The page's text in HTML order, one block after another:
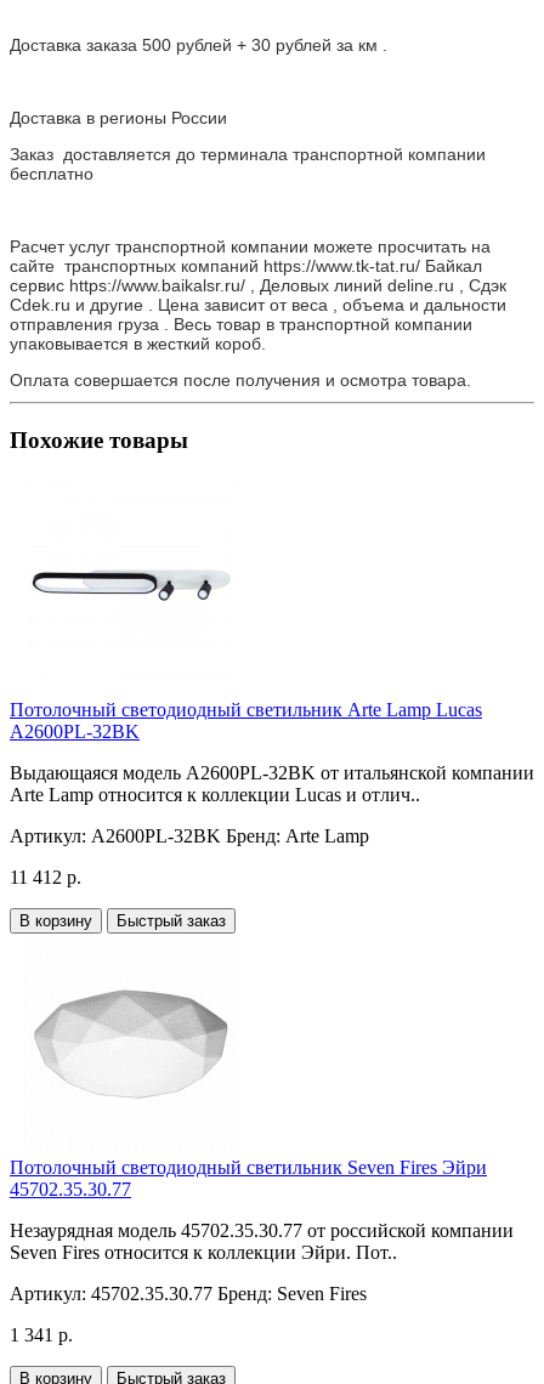
Доставка заказа 500 рублей + 30 рублей за км .
Доставка в регионы России
Заказ доставляется до терминала транспортной компании
бесплатно
Расчет услуг транспортной компании можете просчитать на
сайте транспортных компаний https://www.tk-tat.ru/ Байкал
сервис https://www.baikalsr.ru/ , Деловых линий deline.ru , Сдэк
Cdek.ru и другие . Цена зависит от веса , объема и дальности
отправления груза . Весь товар в транспортной компании
упаковывается в жесткий короб.
Оплата совершается после получения и осмотра товара.
Похожие товары
Потолочный светодиодный светильник Arte Lamp Lucas
A2600PL-32BK
Выдающаяся модель A2600PL-32BK от итальянской компании
Arte Lamp относится к коллекции Lucas и отлич..
Артикул: A2600PL-32BK Бренд: Arte Lamp
11 412 р.
В корзину Быстрый заказ
Потолочный светодиодный светильник Seven Fires Эйри
45702.35.30.77
Незаурядная модель 45702.35.30.77 от российской компании
Seven Fires относится к коллекции Эйри. Пот..
Артикул: 45702.35.30.77 Бренд: Seven Fires
1 341 р.
В корзину Быстрый заказ